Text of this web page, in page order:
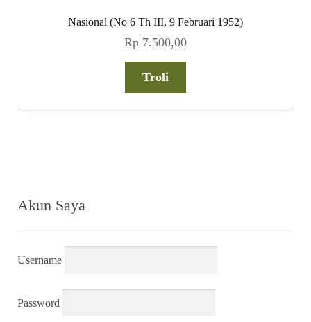
Nasional (No 6 Th III, 9 Februari 1952)
Rp 7.500,00
Troli
Akun Saya
Username
Password